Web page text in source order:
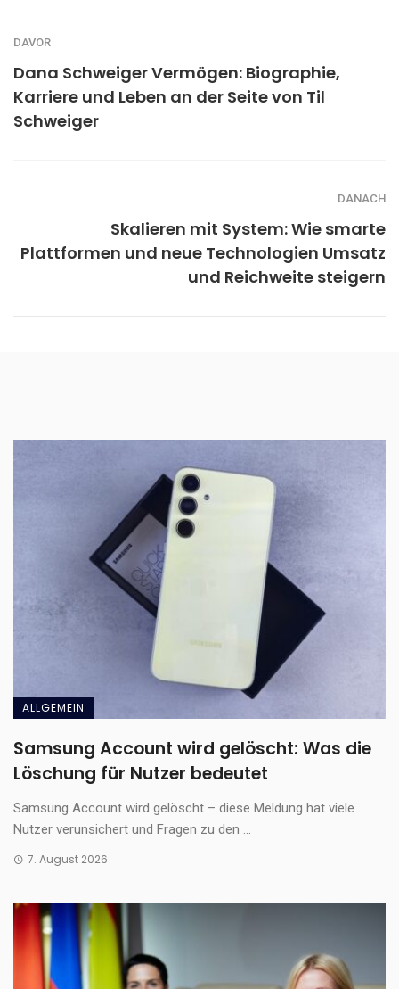
DAVOR
Dana Schweiger Vermögen: Biographie,
Karriere und Leben an der Seite von Til
Schweiger
DANACH
Skalieren mit System: Wie smarte
Plattformen und neue Technologien Umsatz
und Reichweite steigern
ALLGEMEIN
Samsung Account wird gelöscht: Was die
Löschung für Nutzer bedeutet
Samsung Account wird gelöscht – diese Meldung hat viele
Nutzer verunsichert und Fragen zu den ...
7. August 2026